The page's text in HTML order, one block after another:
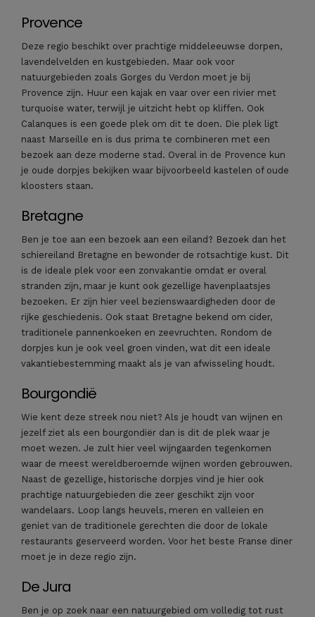
Provence
Deze regio beschikt over prachtige middeleeuwse dorpen,
lavendelvelden en kustgebieden. Maar ook voor
natuurgebieden zoals Gorges du Verdon moet je bij
Provence zijn. Huur een kajak en vaar over een rivier met
turquoise water, terwijl je uitzicht hebt op kliffen. Ook
Calanques is een goede plek om dit te doen. Die plek ligt
naast Marseille en is dus prima te combineren met een
bezoek aan deze moderne stad. Overal in de Provence kun
je oude dorpjes bekijken waar bijvoorbeeld kastelen of oude
kloosters staan.
Bretagne
Ben je toe aan een bezoek aan een eiland? Bezoek dan het
schiereiland Bretagne en bewonder de rotsachtige kust. Dit
is de ideale plek voor een zonvakantie omdat er overal
stranden zijn, maar je kunt ook gezellige havenplaatsjes
bezoeken. Er zijn hier veel bezienswaardigheden door de
rijke geschiedenis. Ook staat Bretagne bekend om cider,
traditionele pannenkoeken en zeevruchten. Rondom de
dorpjes kun je ook veel groen vinden, wat dit een ideale
vakantiebestemming maakt als je van afwisseling houdt.
Bourgondië
Wie kent deze streek nou niet? Als je houdt van wijnen en
jezelf ziet als een bourgondiër dan is dit de plek waar je
moet wezen. Je zult hier veel wijngaarden tegenkomen
waar de meest wereldberoemde wijnen worden gebrouwen.
Naast de gezellige, historische dorpjes vind je hier ook
prachtige natuurgebieden die zeer geschikt zijn voor
wandelaars. Loop langs heuvels, meren en valleien en
geniet van de traditionele gerechten die door de lokale
restaurants geserveerd worden. Voor het beste Franse diner
moet je in deze regio zijn.
De Jura
Ben je op zoek naar een natuurgebied om volledig tot rust